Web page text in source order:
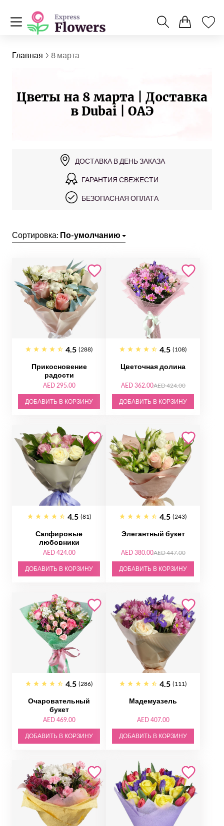
Главная 8 марта
Цветы на 8 марта | Доставка
в Dubai | ОАЭ
ДОСТАВКА В ДЕНЬ ЗАКАЗА
ГАРАНТИЯ СВЕЖЕСТИ
БЕЗОПАСНАЯ ОПЛАТА
Сортировка: По-умолчанию
4.5 (288)
Прикосновение
радости
AED 295.00
ДОБАВИТЬ В КОРЗИНУ
4.5 (108)
Цветочная долина
AED 362.00AED 424.00
ДОБАВИТЬ В КОРЗИНУ
4.5 (81)
Сапфировые
любовники
AED 424.00
ДОБАВИТЬ В КОРЗИНУ
4.5 (243)
Элегантный букет
AED 380.00AED 447.00
ДОБАВИТЬ В КОРЗИНУ
4.5 (286)
Очаровательный
букет
AED 469.00
ДОБАВИТЬ В КОРЗИНУ
4.5 (111)
Мадемуазель
AED 407.00
ДОБАВИТЬ В КОРЗИНУ